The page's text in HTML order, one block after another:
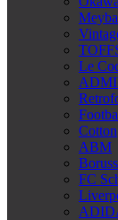
Meyba
Le
Cotton
ABM
FC